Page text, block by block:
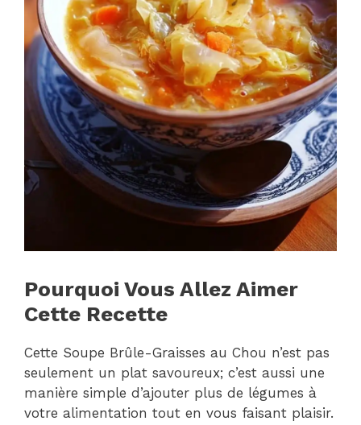
Pourquoi Vous Allez Aimer
Cette Recette
Cette Soupe Brûle-Graisses au Chou n’est pas
seulement un plat savoureux; c’est aussi une
manière simple d’ajouter plus de légumes à
votre alimentation tout en vous faisant plaisir.